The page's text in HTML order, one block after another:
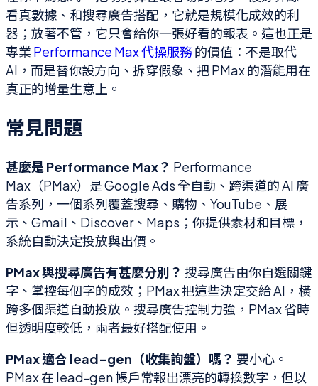
看真數據、和搜尋廣告搭配，它就是規模化成效的利
器；放著不管，它只會給你一張好看的報表。這也正是
專業 Performance Max 代操服務的價值：不是取代
AI，而是替你設方向、拆穿假象、把 PMax 的潛能用在
真正的增量生意上。
常見問題
甚麼是 Performance Max？ Performance
Max（PMax）是 Google Ads 全自動、跨渠道的 AI 廣
告系列，一個系列覆蓋搜尋、購物、YouTube、展
示、Gmail、Discover、Maps；你提供素材和目標，
系統自動決定投放與出價。
PMax 與搜尋廣告有甚麼分別？ 搜尋廣告由你自選關鍵
字、掌控每個字的成效；PMax 把這些決定交給 AI，橫
跨多個渠道自動投放。搜尋廣告控制力強，PMax 省時
但透明度較低，兩者最好搭配使用。
PMax 適合 lead-gen（收集詢盤）嗎？ 要小心。
PMax 在 lead-gen 帳戶常報出漂亮的轉換數字，但以